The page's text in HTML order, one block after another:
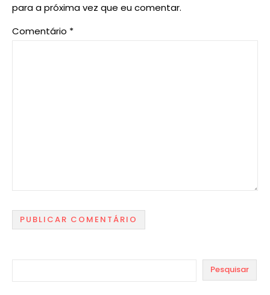
para a próxima vez que eu comentar.
Comentário *
Pesquisar